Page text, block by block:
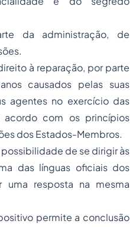
da administração, de
à reparação, por parte
causados pelas suas
agentes no exercício das
acordo com os princípios
dos Estados-Membros.
possibilidade de se dirigir às
das línguas oficiais dos
uma resposta na mesma
permite a conclusão